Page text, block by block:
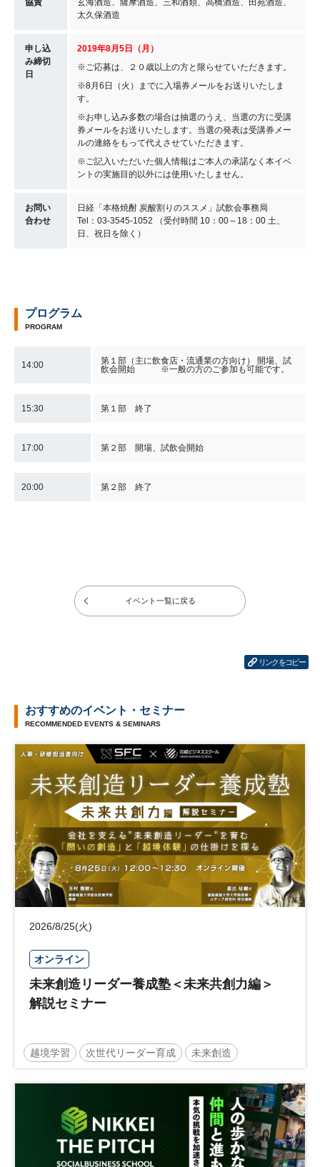
太久保酒造
申し込
み締切
日
2019年8月5日（月）
※ご応募は、２０歳以上の方と限らせていただきます。
※8月6日（火）までに入場券メールをお送りいたしま
す。
※お申し込み多数の場合は抽選のうえ、当選の方に受講
券メールをお送りいたします。当選の発表は受講券メー
ルの連絡をもって代えさせていただきます。
※ご記入いただいた個人情報はご本人の承諾なく本イベ
ントの実施目的以外には使用いたしません。
お問い
合わせ
日経「本格焼酎 炭酸割りのススメ」試飲会事務局
Tel：03-3545-1052 （受付時間 10：00～18：00 土、
日、祝日を除く）
プログラム
PROGRAM
14:00
第１部（主に飲食店・流通業の方向け） 開場、試
飲会開始 ※一般の方のご参加も可能です。
15:30 第１部 終了
17:00 第２部 開場、試飲会開始
20:00 第２部 終了
イベント一覧に戻る
リンクをコピー
おすすめのイベント・セミナー
RECOMMENDED EVENTS & SEMINARS
2026/8/25(火)
オンライン
未来創造リーダー養成塾＜未来共創力編＞
解説セミナー
越境学習 次世代リーダー育成 未来創造
リーダーシップ 新規事業 参加無料
日経オンラインセミナー